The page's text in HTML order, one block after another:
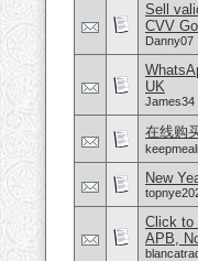
Sell
CVV
Danny07
UK
James34
在线购
New
Click to
APB,